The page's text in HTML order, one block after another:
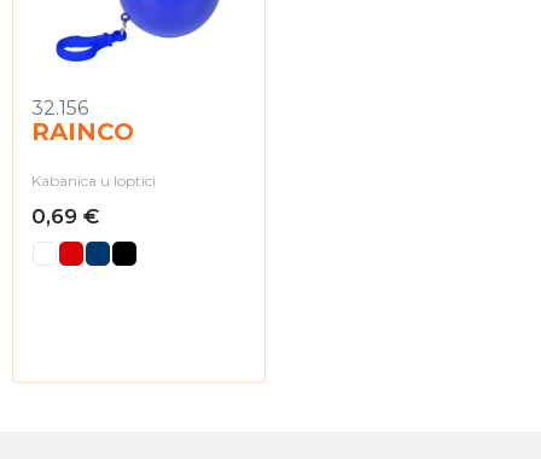
32.156
RAINCO
Kabanica u loptici
0,69 €